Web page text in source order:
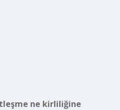
ne kirliliğine